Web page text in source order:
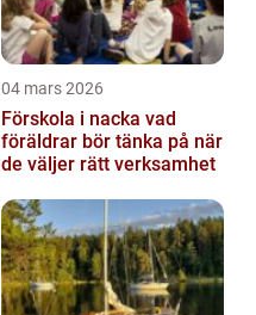
04 mars 2026
Förskola i nacka vad
föräldrar bör tänka på när
de väljer rätt verksamhet